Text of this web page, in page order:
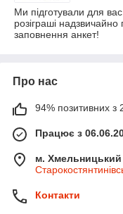
Ми підготували для
розіграші
заповнення анкет!
Про нас
94% позитивних з
Працює з
м. Хмельницький
Контакти